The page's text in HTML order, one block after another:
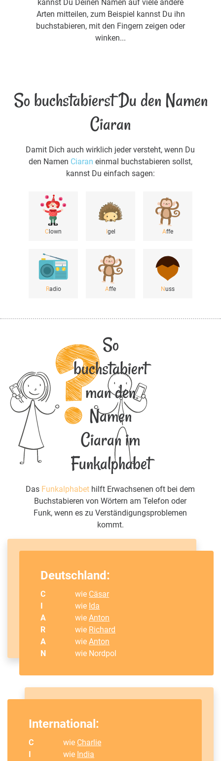
kannst Du Deinen Namen auf viele andere
Arten mitteilen, zum Beispiel kannst Du ihn
buchstabieren, mit den Fingern zeigen oder
winken...
So buchstabierst Du den Namen
Ciaran
Damit Dich auch wirklich jeder versteht, wenn Du
den Namen Ciaran einmal buchstabieren sollst,
kannst Du einfach sagen:
Clown Igel Affe
Radio Affe Nuss
So
buchstabiert
man den
Namen
Ciaran im
Funkalphabet
Das Funkalphabet hilft Erwachsenen oft bei dem
Buchstabieren von Wörtern am Telefon oder
Funk, wenn es zu Verständigungsproblemen
kommt.
Deutschland:
C wie Cäsar
wie Ida
A
wieAnton
R
wie Richard
A
wieAnton
N
wie Nordpol
International:
C wie Charlie
wie India